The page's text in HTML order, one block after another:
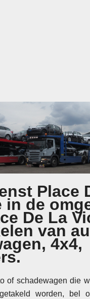
Place
in de
De La
van
4x4,
of schadewagen die
worden, bel